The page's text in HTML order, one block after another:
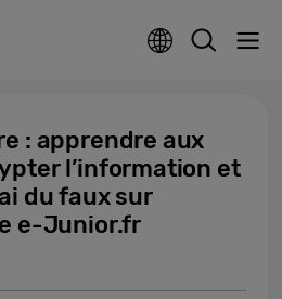
: apprendre aux
l’information et
du faux sur
e-Junior.fr